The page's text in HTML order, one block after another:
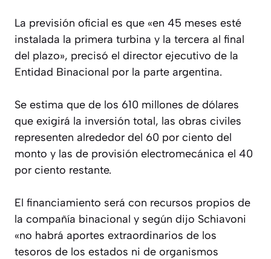
La previsión oficial es que «en 45 meses esté
instalada la primera turbina y la tercera al final
del plazo», precisó el director ejecutivo de la
Entidad Binacional por la parte argentina.
Se estima que de los 610 millones de dólares
que exigirá la inversión total, las obras civiles
representen alrededor del 60 por ciento del
monto y las de provisión electromecánica el 40
por ciento restante.
El financiamiento será con recursos propios de
la compañía binacional y según dijo Schiavoni
«no habrá aportes extraordinarios de los
tesoros de los estados ni de organismos